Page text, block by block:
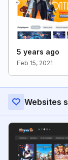
5 years ago
Feb 15, 2021
Websites